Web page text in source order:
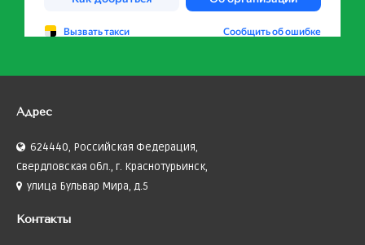
Адрес
624440, Российская Федерация,
Свердловская обл., г. Краснотурьинск,
улица Бульвар Мира, д.5
Контакты